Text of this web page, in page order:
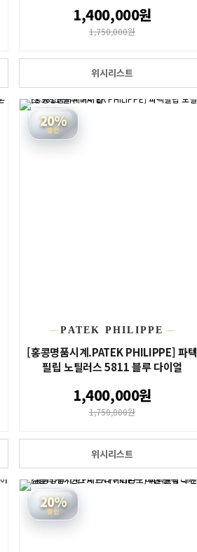
1,400,000원
1,750,000원
위시리스트
20%
할인
PATEK PHILIPPE
[홍콩명품시계.PATEK PHILIPPE] 파텍
필립 노틸러스 5811 블루 다이얼
1,400,000원
1,750,000원
위시리스트
20%
할인